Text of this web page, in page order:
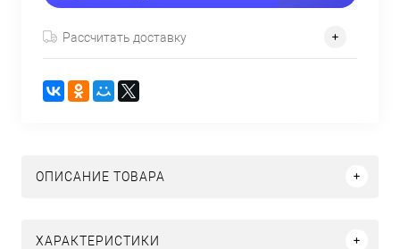
Рассчитать доставку
ОПИСАНИЕ ТОВАРА
ХАРАКТЕРИСТИКИ